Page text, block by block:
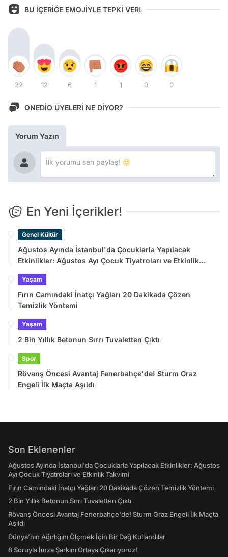
BU İÇERİĞE EMOJİYLE TEPKİ VER!
32 12 6 1 1 0 0
ONEDİO ÜYELERİ NE DİYOR?
Yorum Yazın
En Yeni İçerikler!
Genel Kültür
Ağustos Ayında İstanbul'da Çocuklarla Yapılacak
Etkinlikler: Ağustos Ayı Çocuk Tiyatroları ve Etkinlik
Yaşam
Fırın Camındaki İnatçı Yağları 20 Dakikada Çözen
Temizlik Yöntemi
Yaşam
2 Bin Yıllık Betonun Sırrı Tuvaletten Çıktı
Spor
Rövanş Öncesi Avantaj Fenerbahçe'de! Sturm Graz
Engeli İlk Maçta Aşıldı
Son Eklenenler
Ağustos Ayında İstanbul'da Çocuklarla Yapılacak Etkinlikler: Ağustos
Ayı Çocuk Tiyatroları ve Etkinlik Takvimi
Fırın Camındaki İnatçı Yağları 20 Dakikada Çözen Temizlik Yöntemi
2 Bin Yıllık Betonun Sırrı Tuvaletten Çıktı
Rövanş Öncesi Avantaj Fenerbahçe'de! Sturm Graz Engeli İlk Maçta
Aşıldı
Dünya’nın Ağırlığını Ölçmek İçin Bir Dağ Kullandılar
8 Soruyla İmza Şarkını Ortaya Çıkarıyoruz!